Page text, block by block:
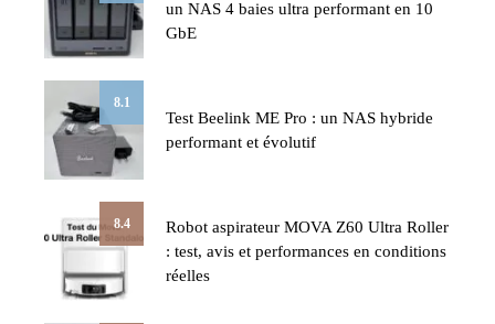
un NAS 4 baies ultra performant en 10
GbE
8.1
Test Beelink ME Pro : un NAS hybride
performant et évolutif
8.4
Robot aspirateur MOVA Z60 Ultra Roller
: test, avis et performances en conditions
réelles